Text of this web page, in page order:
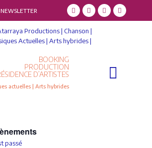
NEWSLETTER
BOOKING
PRODUCTION
D’ARTISTES
actuelles | Arts hybrides
passé